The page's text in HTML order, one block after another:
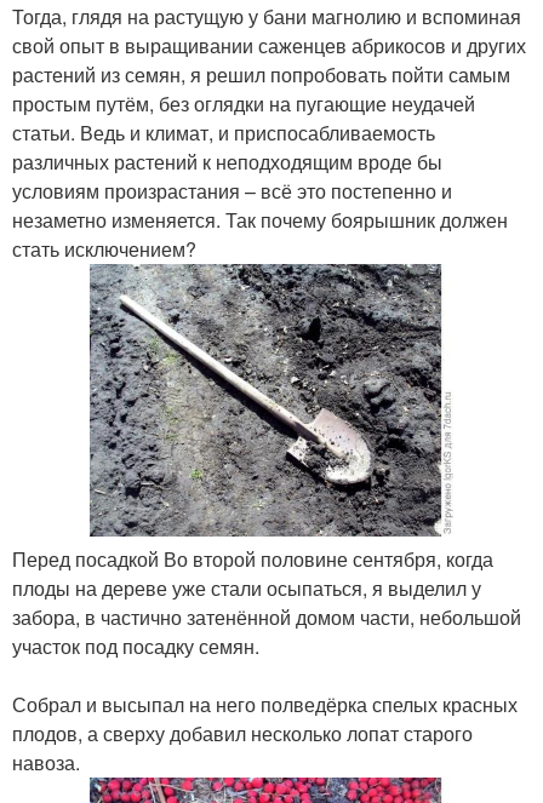
Тогда, глядя на растущую у бани магнолию и вспоминая
свой опыт в выращивании саженцев абрикосов и других
растений из семян, я решил попробовать пойти самым
простым путём, без оглядки на пугающие неудачей
статьи. Ведь и климат, и приспосабливаемость
различных растений к неподходящим вроде бы
условиям произрастания – всё это постепенно и
незаметно изменяется. Так почему боярышник должен
стать исключением?
Перед посадкой Во второй половине сентября, когда
плоды на дереве уже стали осыпаться, я выделил у
забора, в частично затенённой домом части, небольшой
участок под посадку семян.
Собрал и высыпал на него полведёрка спелых красных
плодов, а сверху добавил несколько лопат старого
навоза.